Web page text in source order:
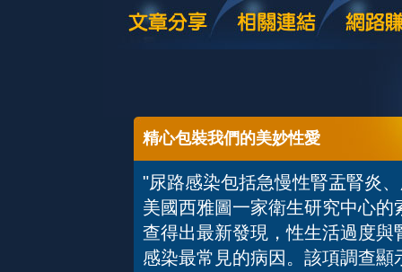
精心包裝我們的美妙性愛
"尿路感染包括急慢性腎盂腎炎
美國西雅圖一家衛生研究中心
查得出最新發現，性生活過度
感染最常見的病因。該項調查